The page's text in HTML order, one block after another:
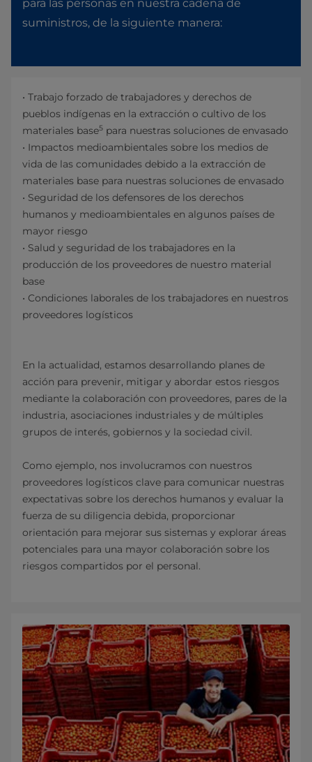
para las personas en nuestra cadena de
suministros, de la siguiente manera:
• Trabajo forzado de trabajadores y derechos de
pueblos indígenas en la extracción o cultivo de los
materiales base5 para nuestras soluciones de envasado
• Impactos medioambientales sobre los medios de
vida de las comunidades debido a la extracción de
materiales base para nuestras soluciones de envasado
• Seguridad de los defensores de los derechos
humanos y medioambientales en algunos países de
mayor riesgo
• Salud y seguridad de los trabajadores en la
producción de los proveedores de nuestro material
base
• Condiciones laborales de los trabajadores en nuestros
proveedores logísticos
En la actualidad, estamos desarrollando planes de
acción para prevenir, mitigar y abordar estos riesgos
mediante la colaboración con proveedores, pares de la
industria, asociaciones industriales y de múltiples
grupos de interés, gobiernos y la sociedad civil.
Como ejemplo, nos involucramos con nuestros
proveedores logísticos clave para comunicar nuestras
expectativas sobre los derechos humanos y evaluar la
fuerza de su diligencia debida, proporcionar
orientación para mejorar sus sistemas y explorar áreas
potenciales para una mayor colaboración sobre los
riesgos compartidos por el personal.